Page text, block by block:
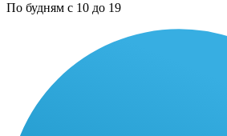
По будням с 10 до 19